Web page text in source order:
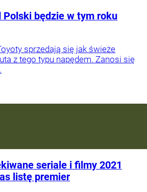
Polski będzie w tym roku
sprzedają się jak świeże
z tego typu napędem. Zanosi się
seriale i filmy 2021
listę premier